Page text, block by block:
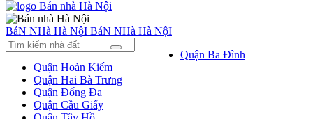
BáN NHà Hà NộI BáN NHà Hà NộI
Quận Ba Đình
Quận Hoàn Kiếm
Quận Hai Bà Trưng
Quận Đống Đa
Quận Cầu Giấy